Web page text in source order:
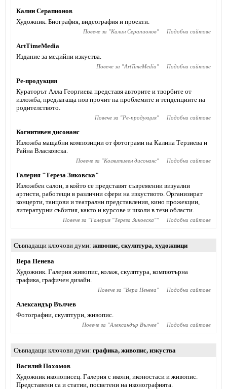
Калин Серапионов
Художник. Биография, видеография и проекти.
Повече за "Калин Серапионов" Подобни сайтове
ArtTimeMedia
Издание за медийни изкуства.
Повече за "ArtTimeMedia" Подобни сайтове
Ре-продукция
Кураторът Алла Георгиева представя авторите и творбите от
изложба, предлагаща нов прочит на проблемите и тенденциите на
родителството.
Повече за "Ре-продукция" Подобни сайтове
Когнитивен дисонанс
Изложба мащабни композиции от фотограми на Калина Терзиева и
Райна Власковска.
Повече за "Когнитивен дисонанс" Подобни сайтове
Галерия "Тереза Зиковска"
Изложбен салон, в който се представят съвременни визуални
артисти, работещи в различни сфери на изкуството. Организират
концерти, танцови и театрални представления, кино прожекции,
литературни събития, както и курсове и школи в тези области.
Повече за "Галерия "Тереза Зиковска"" Подобни сайтове
Съвпадащи ключови думи живопис, скулптура, художници
Вера Пенева
Художник. Галерия живопис, колаж, скулптура, компютърна
графика, графичен дизайн.
Повече за "Вера Пенева" Подобни сайтове
Александър Вълчев
Фотографии, скулптури, живопис.
Повече за "Александър Вълчев" Подобни сайтове
Съвпадащи ключови думи графика, живопис, изкуства
Василий Похомов
Художник иконописец. Галерия с икони, иконостаси и живопис.
Представени са и статии, посветени на иконографията.